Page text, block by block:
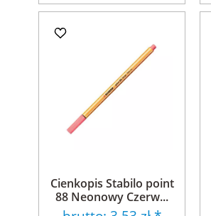
Cienkopis Stabilo point
88 Neonowy Czerw...